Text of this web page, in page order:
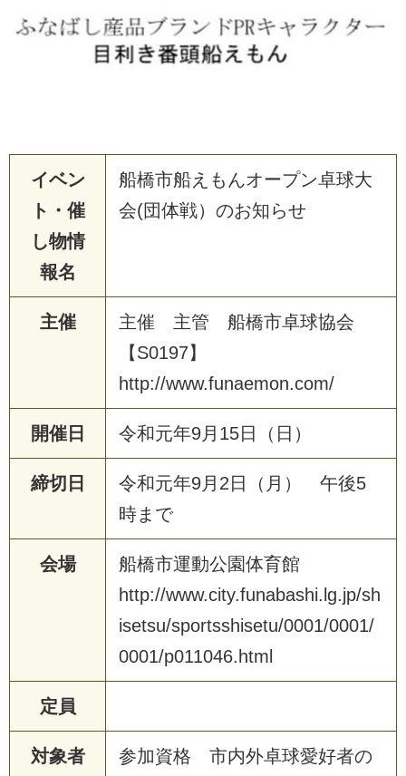
イベン
ト・催
し物情
報名
船橋市船えもんオープン卓球大
会(団体戦）のお知らせ
主催 主催 主管 船橋市卓球協会
【S0197】
http://www.funaemon.com/
開催日 令和元年9月 15日 （ 日 ）
締切日 令和元年9月 2 日 （ 月 ） 午後5
時ま で
会場 船橋市運動公園体育館
http://www.city.funabashi. g.jp/sh
isetsu/sportsshisetu/0001/0001/
0001/p011046. htm
定員
対象者 参加資格 市内外卓球愛好者の